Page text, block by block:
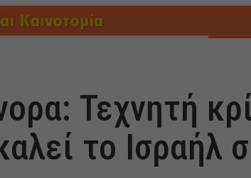
Τεχνητή
το Ισραήλ